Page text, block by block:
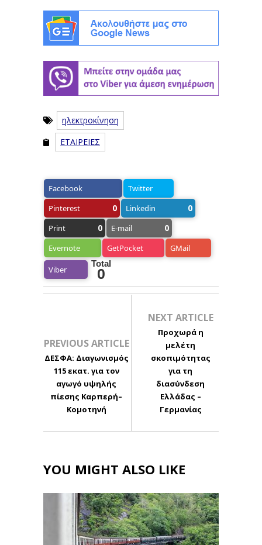
ηλεκτροκίνηση
ΕΤΑΙΡΕΙΕΣ
Facebook
Twitter
Pinterest
0 Linkedin 0
Print 0 E-mail 0
Evernote GetPocket GMail
Viber
Total
0
PREVIOUS ARTICLE
ΔΕΣΦΑ: Διαγωνισμός
115 εκατ. για τον
αγωγό υψηλής
πίεσης Καρπερή–
Κομοτηνή
NEXT ARTICLE
Προχωρά η
μελέτη
σκοπιμότητας
για τη
διασύνδεση
Ελλάδας –
Γερμανίας
YOU MIGHT ALSO LIKE